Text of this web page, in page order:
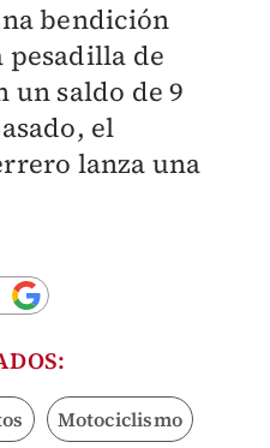
bendición
pesadilla de
un saldo de 9
el
lanza una
Motociclismo